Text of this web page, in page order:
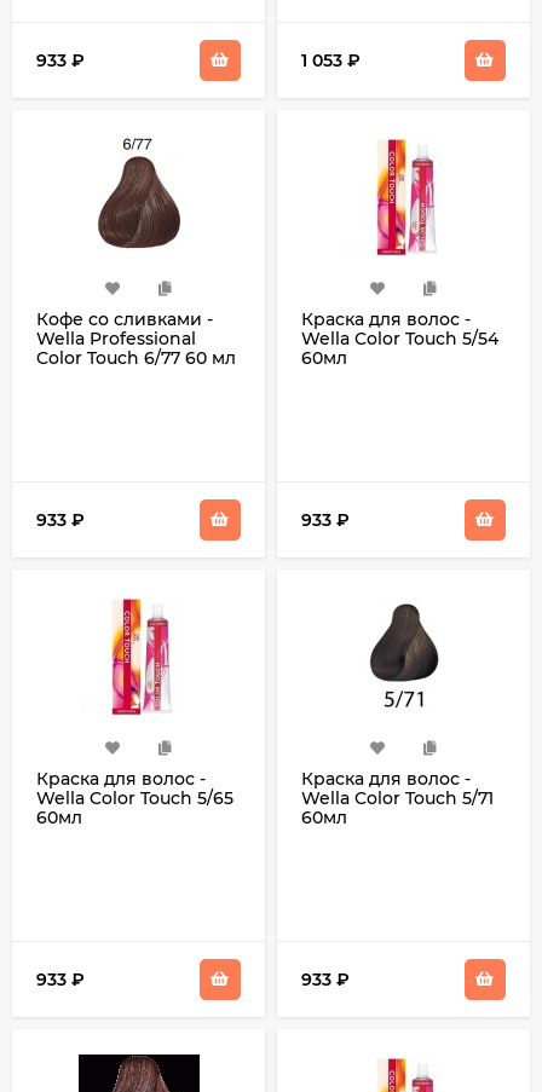
933 ₽ 1 053 ₽
Кофе со сливками -
Wella Professional
Color Touch 6/77 60 мл
933 ₽
Краска для волос -
Wella Color Touch 5/54
60мл
933 ₽
Краска для волос -
Wella Color Touch 5/65
60мл
933 ₽
Краска для волос -
Wella Color Touch 5/71
60мл
933 ₽